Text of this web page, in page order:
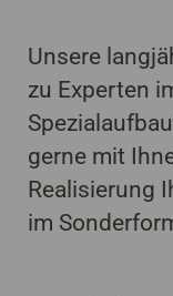
Unsere
zu Experten
gerne mit
Realisierung
im